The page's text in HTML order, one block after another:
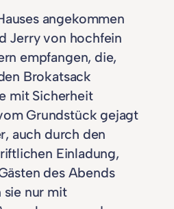
angekommen
Jerry von hochfein
empfangen, die,
Brokatsack
mit Sicherheit
Grundstück gejagt
auch durch den
Einladung,
des Abends
sie nur mit